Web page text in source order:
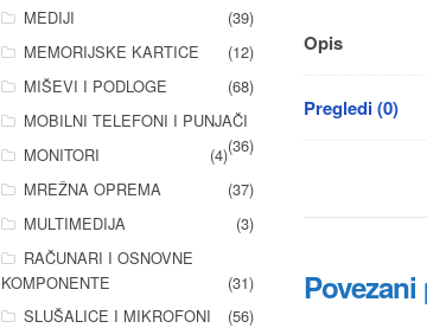
Opis
Pregledi (0)
MEDIJI
(39)
MEMORIJSKE KARTICE
(12)
MIŠEVI I PODLOGE
(68)
MOBILNI TELEFONI I PUNJAČI
(36)
MONITORI
(4)
MREŽNA OPREMA
(37)
MULTIMEDIJA
(3)
RAČUNARI I OSNOVNE
KOMPONENTE
(31)
SLUŠALICE I MIKROFONI
(56)